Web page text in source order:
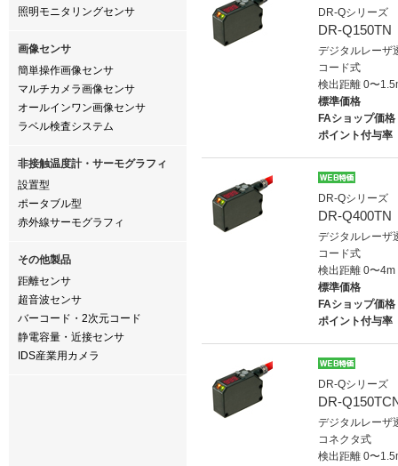
照明モニタリングセンサ
画像センサ
簡単操作画像センサ
マルチカメラ画像センサ
オールインワン画像センサ
ラベル検査システム
非接触温度計・サーモグラフィ
設置型
ポータブル型
赤外線サーモグラフィ
その他製品
距離センサ
超音波センサ
バーコード・2次元コード
静電容量・近接センサ
IDS産業用カメラ
DR-Qシリーズ
DR-Q150TN
デジタルレーザ
コード式
検出距離 0〜
標準価格
FAショップ価格
ポイント付与率
DR-Qシリーズ
DR-Q400TN
デジタルレーザ
コード式
検出距離 0〜4m
標準価格
FAショップ価格
ポイント付与率
DR-Qシリーズ
DR-
デジタルレーザ
コネクタ式
検出距離 0〜